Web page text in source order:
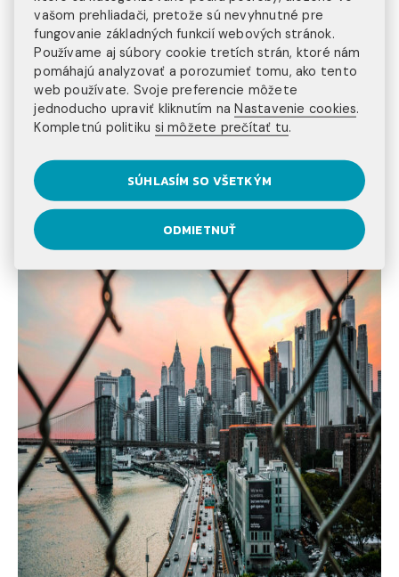
CRAZY TIP – ŽLTÝ TAXÍK S VÝHĽADOM NA
MANHATTAN
Amerika je Amerika. Preto vás nemôže prekvapiť, že
môžete na určitý čas bývať a spať v autentickom
taxíku komika Jonathana Powleyho.A Yellow Cab
parkuje neďaleko East River v Queense, a za 39
výhľadom na panorámu Manhattanu. Má posteľ, nemá
wifi. Avšak tú nájdete v NYC všade. Každú rezerváciu
bude čakať žltá nádielka darčekov, banány, papuče, či
žlté ruže. This is New York baby!
vašom prehliadači, pretože sú nevyhnutné pre
fungovanie základných funkcií webových stránok.
Používame aj súbory cookie tretích strán, ktoré nám
pomáhajú analyzovať a porozumieť tomu, ako tento
web používate. Svoje preferencie môžete
jednoducho upraviť kliknutím naNastavenie cookies.
Kompletnú politiku si môžete prečítať tu.
SÚHLASÍM SO VŠETKÝM
ODMIETNUŤ